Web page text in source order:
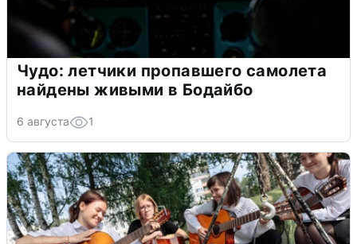
Чудо: летчики пропавшего самолета
найдены живыми в Бодайбо
6 августа 1